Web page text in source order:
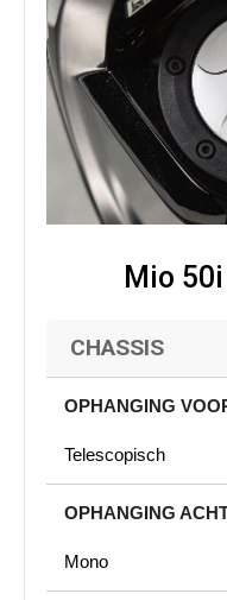
Mio
CHASSIS
OPHANGING
Telescopisch
OPHANGING
Mono